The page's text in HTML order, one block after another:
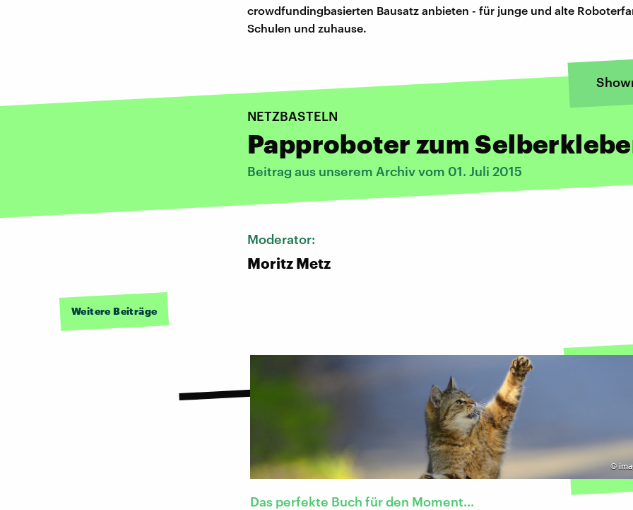
crowdfundingbasierten Bausatz anbieten - für junge und alte
Schulen und zuhause.
NETZBASTELN
Papproboter zum
Beitrag aus unserem Archiv vom 01. Juli 2015
Moderator:
Moritz Metz
Weitere Beiträge
©
Das perfekte Buch für den Moment...